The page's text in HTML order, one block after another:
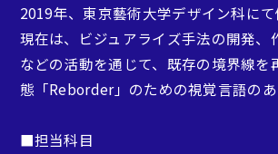
専任教員
教授・社会デザイン
2019年、東京藝術大学デザイン科にて
現在は、ビジュアライズ手法の開発、
などの活動を通じて、既存の境界線を
態「Reborder」のための視覚言語のあ
■担当科目